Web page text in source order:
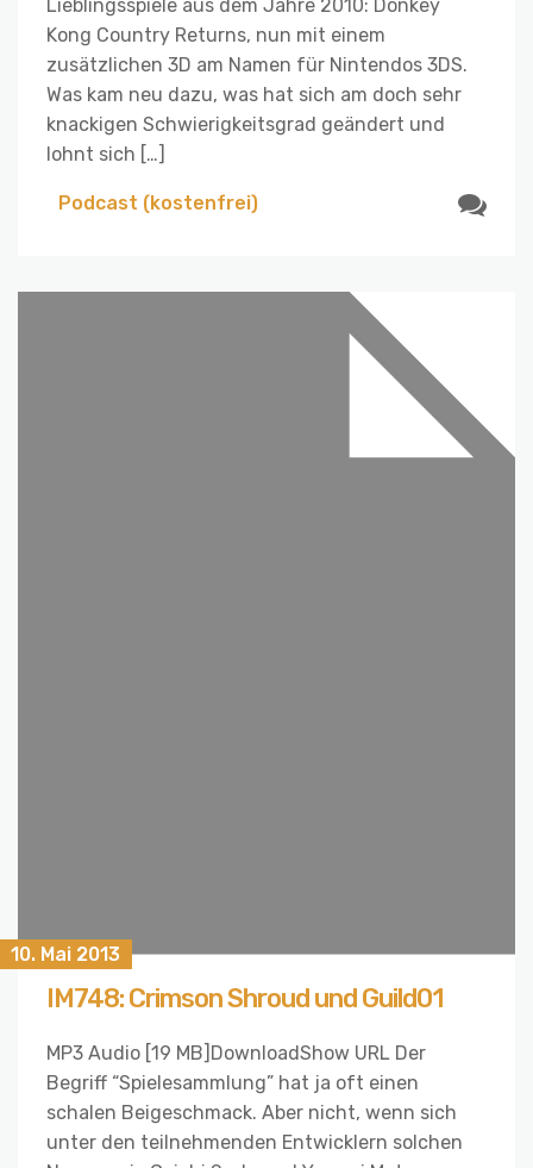
Lieblingsspiele aus dem Jahre 2010: Donkey
Kong Country Returns, nun mit einem
zusätzlichen 3D am Namen für Nintendos 3DS.
Was kam neu dazu, was hat sich am doch sehr
knackigen Schwierigkeitsgrad geändert und
lohnt sich […]
Podcast (kostenfrei)
10. Mai 2013
IM748: Crimson Shroud und Guild01
MP3 Audio [19 MB]DownloadShow URL Der
Begriff “Spielesammlung” hat ja oft einen
schalen Beigeschmack. Aber nicht, wenn sich
unter den teilnehmenden Entwicklern solchen